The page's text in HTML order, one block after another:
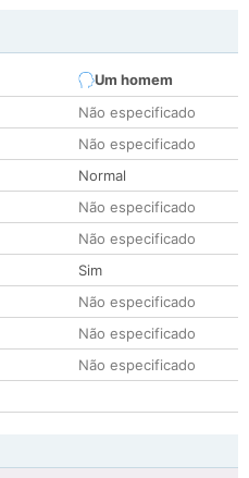
Um homem
Não especificado
Não especificado
Normal
Não especificado
Não especificado
Sim
Não especificado
Não especificado
Não especificado